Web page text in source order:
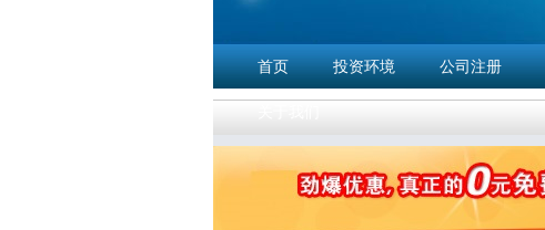
首页 投资环境 公司注册